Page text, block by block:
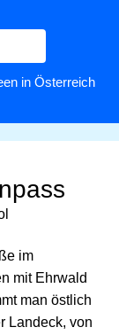
in Österreich
im
mit Ehrwald
man östlich
Landeck, von